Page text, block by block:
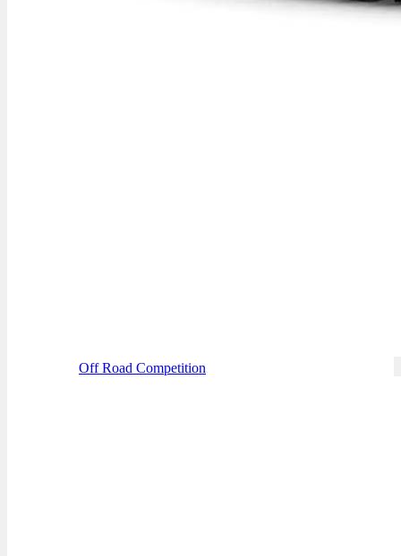
Off Road Competition